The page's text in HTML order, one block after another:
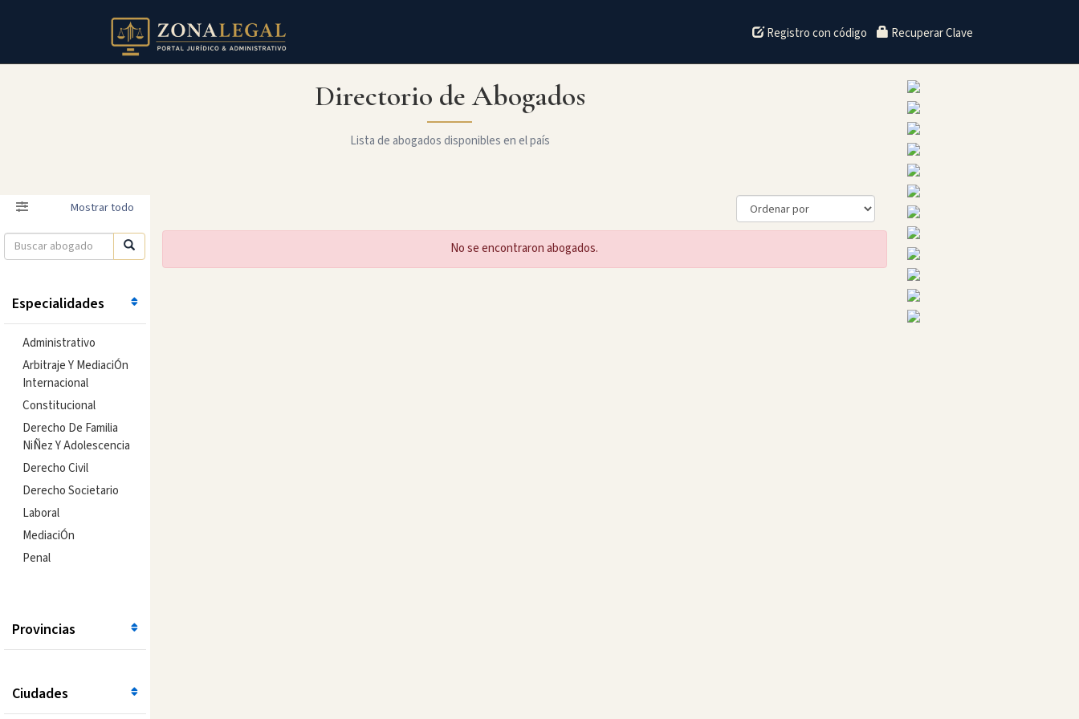
Registro con código Recuperar Clave
Directorio de Abogados
Lista de abogados disponibles en el país
Filtro Mostrar todo
Especialidades
Administrativo
Arbitraje Y MediaciÓn
Internacional
Constitucional
Derecho De Familia
NiÑez Y Adolescencia
Derecho Civil
Derecho Societario
Laboral
MediaciÓn
Penal
Provincias
Ciudades
No se encontraron abogados.